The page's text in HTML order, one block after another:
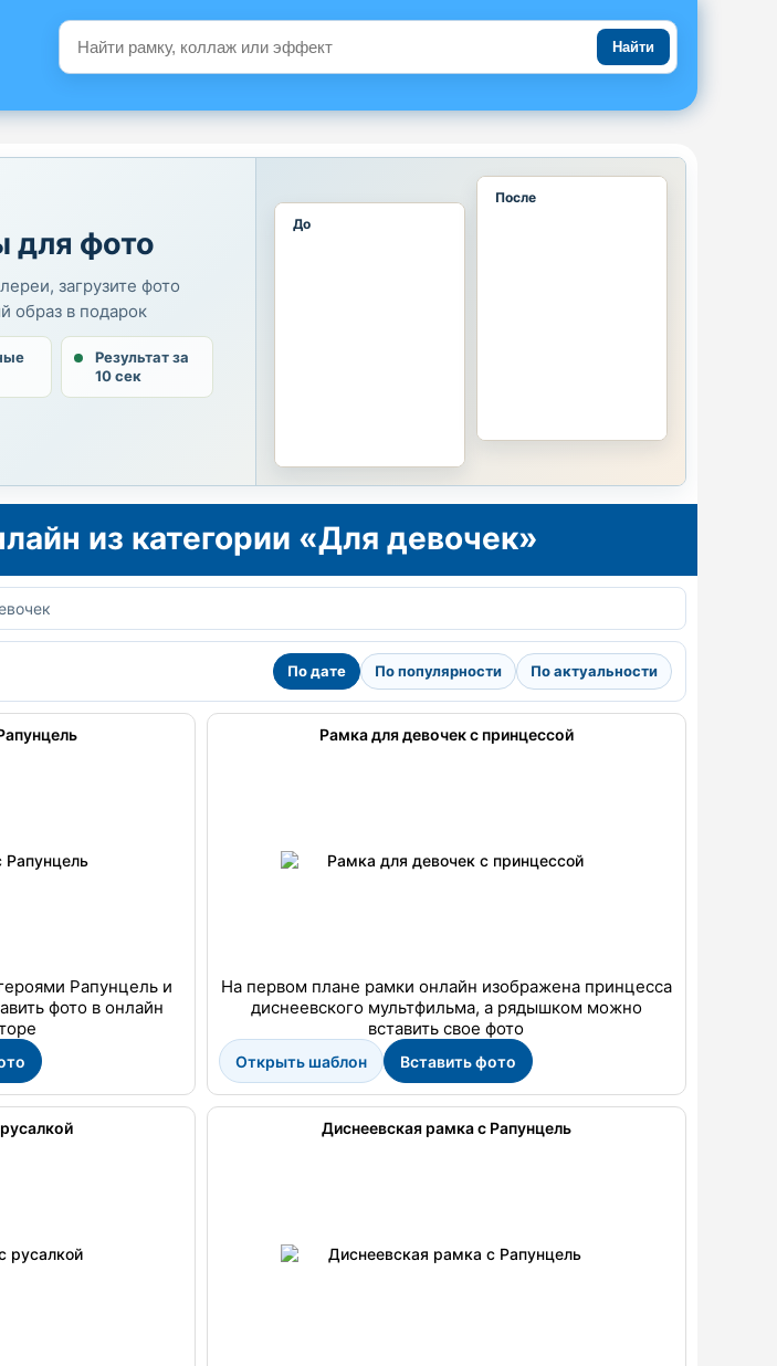
Найти
фото
загрузите фото
образ в подарок
Результат за
10 сек
До
После
из категории «Для девочек»
По дате По популярности По актуальности
Рапунцель и
фото в онлайн
Рамка для девочек с принцессой
На первом плане рамки онлайн изображена принцесса
диснеевского мультфильма, а рядышком можно
вставить свое фото
Открыть шаблон Вставить фото
Диснеевская рамка с Рапунцель